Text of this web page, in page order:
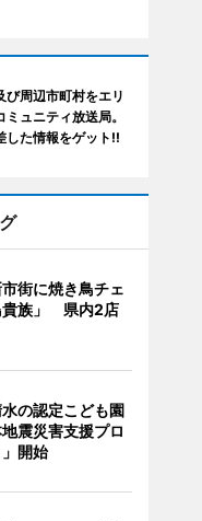
び周辺市町村をエリ
ミュニティ放送局。
した情報をゲット!!
街に焼き鳥チェ
貴族」 県内2店
の認定こども園
震災害支援プロ
開始